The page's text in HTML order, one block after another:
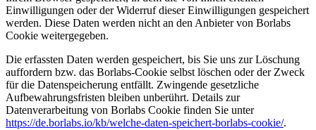
Einwilligungen oder der Widerruf dieser Einwilligungen gespeichert
werden. Diese Daten werden nicht an den Anbieter von Borlabs
Cookie weitergegeben.
Die erfassten Daten werden gespeichert, bis Sie uns zur Löschung
auffordern bzw. das Borlabs-Cookie selbst löschen oder der Zweck
für die Datenspeicherung entfällt. Zwingende gesetzliche
Aufbewahrungsfristen bleiben unberührt. Details zur
Datenverarbeitung von Borlabs Cookie finden Sie unter
https://de.borlabs.io/kb/welche-daten-speichert-borlabs-cookie/.